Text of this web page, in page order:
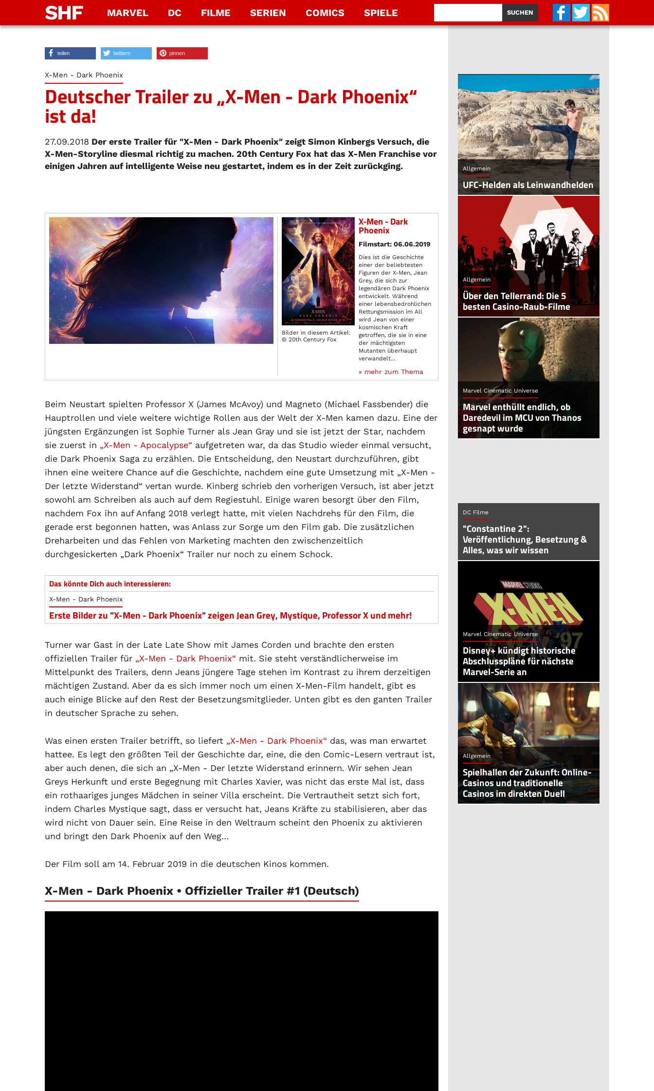
SHF MARVEL DC FILME SERIEN COMICS SPIELE
teilen twittern pinnen
X-Men - Dark Phoenix
Deutscher Trailer zu „X-Men - Dark Phoenix“
ist da!
27.09.2018 Der erste Trailer für "X-Men - Dark Phoenix" zeigt Simon Kinbergs Versuch, die
X-Men-Storyline diesmal richtig zu machen. 20th Century Fox hat das X-Men Franchise vor
einigen Jahren auf intelligente Weise neu gestartet, indem es in der Zeit zurückging.
Bilder in diesem Artikel:
© 20th Century Fox
X-Men - Dark
Phoenix
Filmstart: 06.06.2019
Dies ist die Geschichte
einer der beliebtesten
Figuren der X-Men, Jean
Grey, die sich zur
legendären Dark Phoenix
entwickelt. Während
einer lebensbedrohlichen
Rettungsmission im All
wird Jean von einer
kosmischen Kraft
getroffen, die sie in eine
der mächtigsten
Mutanten überhaupt
verwandelt...
» mehr zum Thema
Beim Neustart spielten Professor X (James McAvoy) und Magneto (Michael Fassbender) die
Hauptrollen und viele weitere wichtige Rollen aus der Welt der X-Men kamen dazu. Eine der
jüngsten Ergänzungen ist Sophie Turner als Jean Gray und sie ist jetzt der Star, nachdem
sie zuerst in „X-Men - Apocalypse“ aufgetreten war, da das Studio wieder einmal versucht,
die Dark Phoenix Saga zu erzählen. Die Entscheidung, den Neustart durchzuführen, gibt
ihnen eine weitere Chance auf die Geschichte, nachdem eine gute Umsetzung mit „X-Men -
Der letzte Widerstand“ vertan wurde. Kinberg schrieb den vorherigen Versuch, ist aber jetzt
sowohl am Schreiben als auch auf dem Regiestuhl. Einige waren besorgt über den Film,
nachdem Fox ihn auf Anfang 2018 verlegt hatte, mit vielen Nachdrehs für den Film, die
gerade erst begonnen hatten, was Anlass zur Sorge um den Film gab. Die zusätzlichen
Dreharbeiten und das Fehlen von Marketing machten den zwischenzeitlich
durchgesickerten „Dark Phoenix“ Trailer nur noch zu einem Schock.
Das könnte Dich auch interessieren:
X-Men - Dark Phoenix
Erste Bilder zu "X-Men - Dark Phoenix" zeigen Jean Grey, Mystique, Professor X und mehr!
Turner war Gast in der Late Late Show mit James Corden und brachte den ersten
offiziellen Trailer für „X-Men - Dark Phoenix“ mit. Sie steht verständlicherweise im
Mittelpunkt des Trailers, denn Jeans jüngere Tage stehen im Kontrast zu ihrem derzeitigen
mächtigen Zustand. Aber da es sich immer noch um einen X-Men-Film handelt, gibt es
auch einige Blicke auf den Rest der Besetzungsmitglieder. Unten gibt es den ganten Trailer
in deutscher Sprache zu sehen.
Was einen ersten Trailer betrifft, so liefert „X-Men - Dark Phoenix“ das, was man erwartet
hattee. Es legt den größten Teil der Geschichte dar, eine, die den Comic-Lesern vertraut ist,
aber auch denen, die sich an „X-Men - Der letzte Widerstand erinnern. Wir sehen Jean
Greys Herkunft und erste Begegnung mit Charles Xavier, was nicht das erste Mal ist, dass
ein rothaariges junges Mädchen in seiner Villa erscheint. Die Vertrautheit setzt sich fort,
indem Charles Mystique sagt, dass er versucht hat, Jeans Kräfte zu stabilisieren, aber das
wird nicht von Dauer sein. Eine Reise in den Weltraum scheint den Phoenix zu aktivieren
und bringt den Dark Phoenix auf den Weg…
Der Film soll am 14. Februar 2019 in die deutschen Kinos kommen.
X-Men - Dark Phoenix • Offizieller Trailer #1 (Deutsch)
Allgemein
UFC-Helden als Leinwandhelden
Allgemein
Über den Tellerrand: Die 5
besten Casino-Raub-Filme
Marvel Cinematic Universe
Marvel enthüllt endlich, ob
Daredevil im MCU von Thanos
gesnapt wurde
DC Filme
"Constantine 2":
Veröffentlichung, Besetzung &
Alles, was wir wissen
Marvel Cinematic Universe
Disney+ kündigt historische
Abschlusspläne für nächste
Marvel-Serie an
Allgemein
Spielhallen der Zukunft: Online-
Casinos und traditionelle
Casinos im direkten Duell